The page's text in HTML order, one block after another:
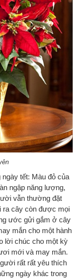
ngày tết: Màu đỏ của
ngập năng lượng,
vẫn thường đặt
ra cây còn được mọi
ước gửi gắm ở cây
mắn cho một hành
lời chúc cho một kỳ
mới và may mắn.
rất rất yêu thích
ngày khác trong